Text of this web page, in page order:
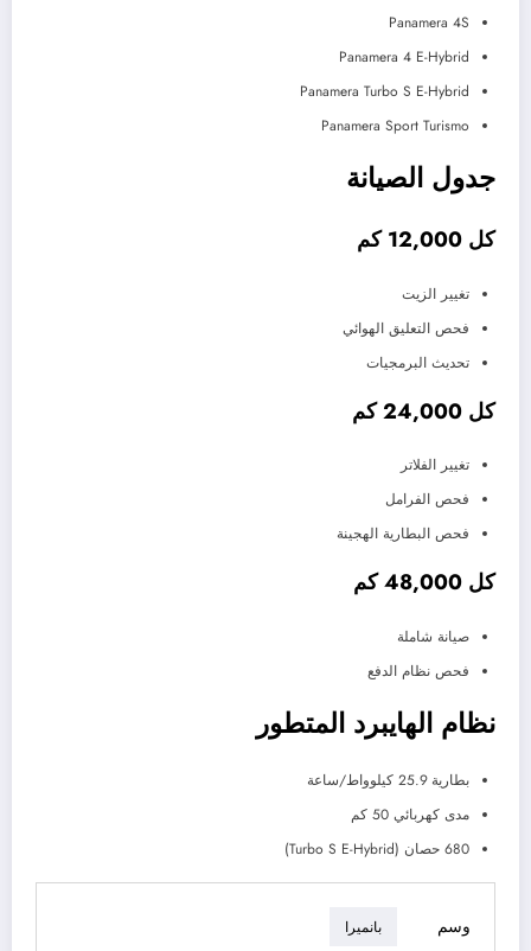
Panamera 4S
Panamera 4 E-Hybrid
Panamera Turbo S E-Hybrid
Panamera Sport Turismo
جدول الصيانة
كل 12,000 كم
تغيير الزيت
فحص التعليق الهوائي
تحديث البرمجيات
كل 24,000 كم
تغيير الفلاتر
فحص الفرامل
فحص البطارية الهجينة
كل 48,000 كم
صيانة شاملة
فحص نظام الدفع
نظام الهايبرد المتطور
بطارية 25.9 كيلوواط/ساعة
مدى كهربائي 50 كم
680 حصان (Turbo S E-Hybrid)
وسم بانميرا